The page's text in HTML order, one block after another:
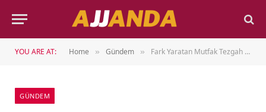
YOU ARE AT: Home » Gündem » Fark Yaratan Mutfak Tezgah Modelleri ile Odak Mermer
GÜNDEM